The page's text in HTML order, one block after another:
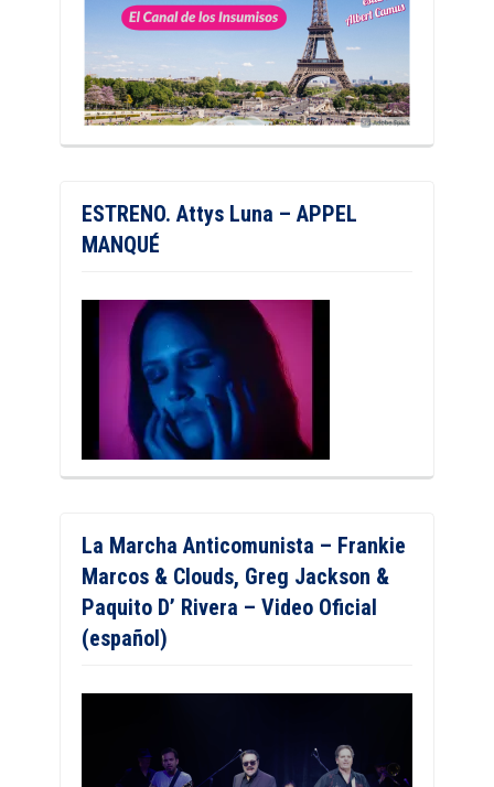
ESTRENO. Attys Luna – APPEL
MANQUÉ
La Marcha Anticomunista – Frankie
Marcos & Clouds, Greg Jackson &
Paquito D’ Rivera – Video Oficial
(español)